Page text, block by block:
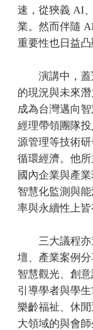
速，從狹義 AI
業。然而伴隨
重要性也日益凸
演講中，蓋
的現況與未來
成為台灣邁向
經理帶領團隊
源管理等技術
循環經濟。他
國內企業與產
智慧化監測與
率與永續性上皆
三大議程亦
壇、產業案例分
智慧觀光、創
引導學者與學
樂齡福祉、休
大領域的與會